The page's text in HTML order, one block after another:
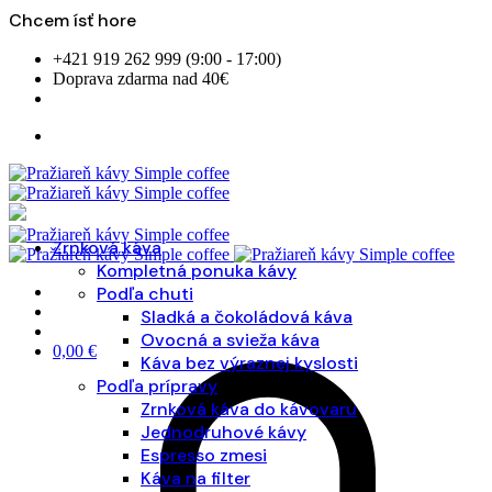
Chcem ísť hore
Skip
content
+421 919 262 999 (9:00 - 17:00)
Doprava zdarma nad 40€
0,00 €
Zrnková káva
Kompletná ponuka kávy
Podľa chuti
Sladká a čokoládová káva
Ovocná a svieža káva
Káva bez výraznej kyslosti
Podľa prípravy
Zrnková káva do kávovaru
Jednodruhové kávy
Espresso zmesi
Káva na filter